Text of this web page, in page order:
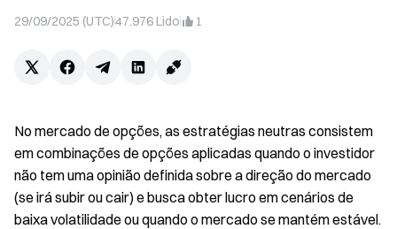
29/09/2025 (UTC)47.976 Lido 1
No mercado de opções, as estratégias neutras consistem
em combinações de opções aplicadas quando o investidor
não tem uma opinião definida sobre a direção do mercado
(se irá subir ou cair) e busca obter lucro em cenários de
baixa volatilidade ou quando o mercado se mantém estável.